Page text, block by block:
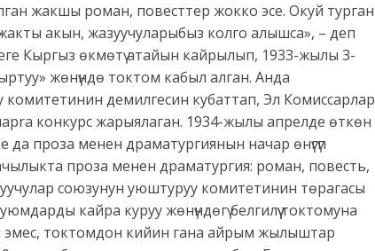
жакшы роман, повесттер жокко эсе. Окуй турган
акын, жазуучуларыбыз колго алышса», – деп
Кыргыз өкмөтү атайын кайрылып, 1933-жылы 3-
жөнүндө токтом кабыл алган. Анда
демилгесин кубаттап, Эл Комиссарлар
конкурс жарыялаган. 1934-жылы апрелде өткөн
проза менен драматургиянын начар өнүгүп
проза менен драматургия: роман, повесть,
союзунун уюштуруу комитетинин төрагасы
кайра куруу жөнүндөгү белгилүү токтомуна
эмес, токтомдон кийин гана айрым жылыштар